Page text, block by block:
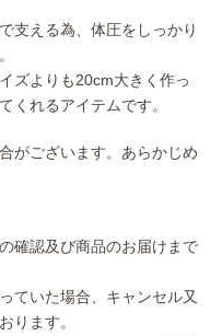
支える為、体圧をしっかり
ズよりも20cm大きく作っ
くれるアイテムです。
がございます。あらかじめ
確認及び商品のお届けまで
ていた場合、キャンセル又
ります。